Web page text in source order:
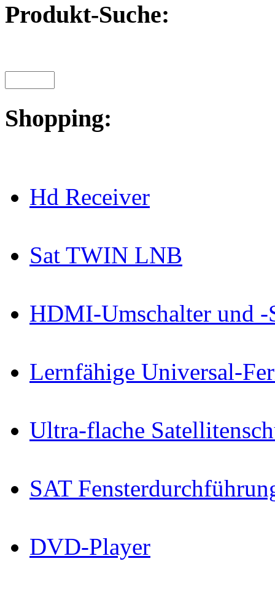
Produkt-Suche:
Shopping:
Hd Receiver
Sat TWIN LNB
HDMI-Umschalter und
Lernfähige Universal-
Ultra-flache
SAT
DVD-Player